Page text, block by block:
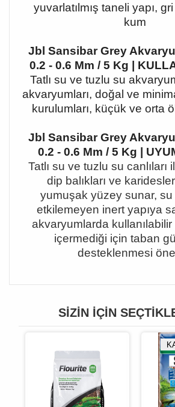
yuvarlatılmış taneli yapı,
kum
Jbl Sansibar Grey
0.2 - 0.6 Mm / 5 Kg |
Tatlı su ve tuzlu su
akvaryumları, doğal ve
kurulumları, küçük ve orta
Jbl Sansibar Grey
0.2 - 0.6 Mm / 5 Kg |
Tatlı su ve tuzlu su canlıları
dip balıkları ve
yumuşak yüzey sunar, su
etkilemeyen inert yapıya
akvaryumlarda
içermediği için taban
desteklenmesi
SIZIN İÇIN